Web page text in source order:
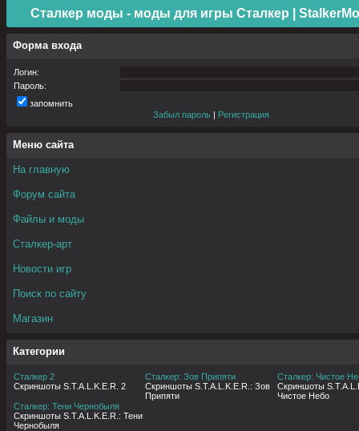
Сталкер моды - моды для игры Сталкер |
Форма входа
Логин:
Пароль:
запомнить
Забыл пароль | Регистрация
Меню сайта
На главную
Форум сайта
Файлы и моды
Сталкер-арт
Новости игр
Поиск по сайту
Магазин
Категории
Сталкер 2
Скриншоты S.T.A.L.K.E.R. 2
Сталкер: Зов Припяти
Скриншоты S.T.A.L.K.E.R.: Зов
Припяти
Сталкер: Чистое
Скриншоты
Чистое Небо
Сталкер: Тени Чернобыля
Скриншоты S.T.A.L.K.E.R.: Тени
Чернобыля